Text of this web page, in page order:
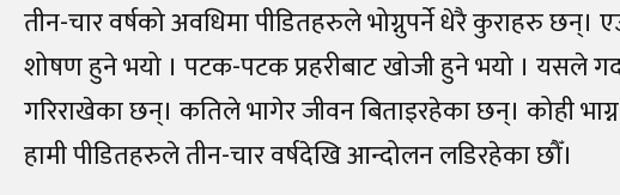
तीन-चार वर्षको अवधिमा पीडितहरुले भोग्नुपर्ने धेरै कुराहरु
शोषण हुने भयो । पटक-पटक प्रहरीबाट खोजी हुने भयो । यसले
गरिराखेका छन्। कतिले भागेर जीवन बिताइरहेका छन्। कोही
हामी पीडितहरुले तीन-चार वर्षदेखि आन्दोलन लडिरहेका छौँ।